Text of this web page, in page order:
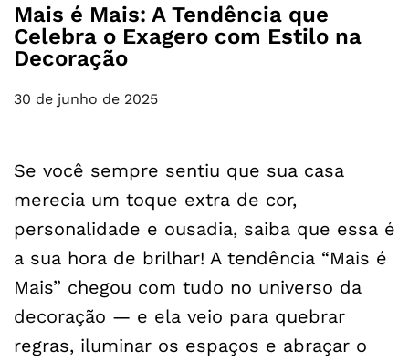
Mais é Mais: A Tendência que
Celebra o Exagero com Estilo na
Decoração
30 de junho de 2025
Se você sempre sentiu que sua casa
merecia um toque extra de cor,
personalidade e ousadia, saiba que essa é
a sua hora de brilhar! A tendência “Mais é
Mais” chegou com tudo no universo da
decoração — e ela veio para quebrar
regras, iluminar os espaços e abraçar o